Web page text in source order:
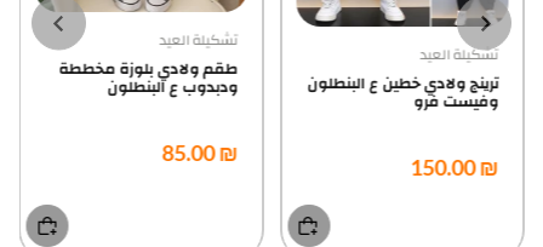
تشكيلة العيد
ترينج ولادي خطين ع البنطلون
وفيست فرو
₪ 150.00
تشكيلة العيد
طقم ولادي بلوزة مخططة
ودبدوب ع البنطلون
₪ 85.00